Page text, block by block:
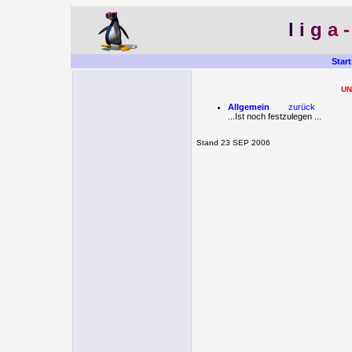
l i g a
Allgemein
zurück
...Ist noch festzulegen ...
Stand 23 SEP 2006